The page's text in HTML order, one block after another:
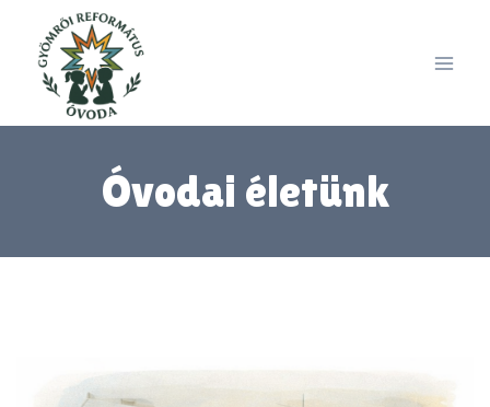
content
Óvodai életünk